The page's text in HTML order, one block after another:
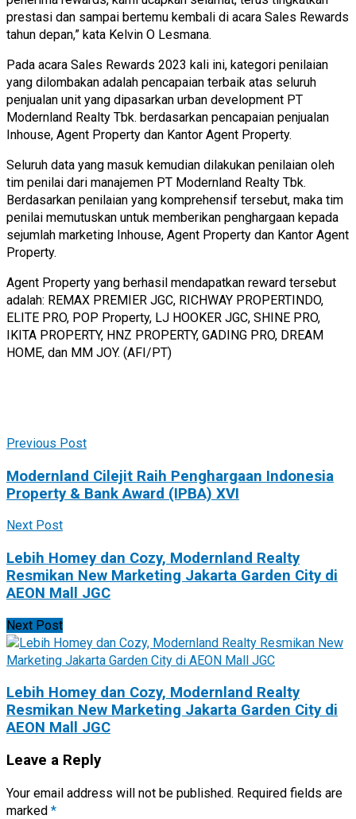
prestasi dan sampai bertemu kembali di acara Sales Rewards
tahun depan,” kata Kelvin O Lesmana.
Pada acara Sales Rewards 2023 kali ini, kategori penilaian
yang dilombakan adalah pencapaian terbaik atas seluruh
penjualan unit yang dipasarkan urban development PT
Modernland Realty Tbk. berdasarkan pencapaian penjualan
Inhouse, Agent Property dan Kantor Agent Property.
Seluruh data yang masuk kemudian dilakukan penilaian oleh
tim penilai dari manajemen PT Modernland Realty Tbk.
Berdasarkan penilaian yang komprehensif tersebut, maka tim
penilai memutuskan untuk memberikan penghargaan kepada
sejumlah marketing Inhouse, Agent Property dan Kantor Agent
Property.
Agent Property yang berhasil mendapatkan reward tersebut
adalah: REMAX PREMIER JGC, RICHWAY PROPERTINDO,
ELITE PRO, POP Property, LJ HOOKER JGC, SHINE PRO,
IKITA PROPERTY, HNZ PROPERTY, GADING PRO, DREAM
HOME, dan MM JOY. (AFI/PT)
Previous Post
Modernland Cilejit Raih Penghargaan Indonesia
Property & Bank Award (IPBA) XVI
Next Post
Lebih Homey dan Cozy, Modernland Realty
Resmikan New Marketing Jakarta Garden City di
AEON Mall JGC
Next Post
Lebih Homey dan Cozy, Modernland Realty
Resmikan New Marketing Jakarta Garden City di
AEON Mall JGC
Leave a Reply
Your email address will not be published. Required fields are
marked *